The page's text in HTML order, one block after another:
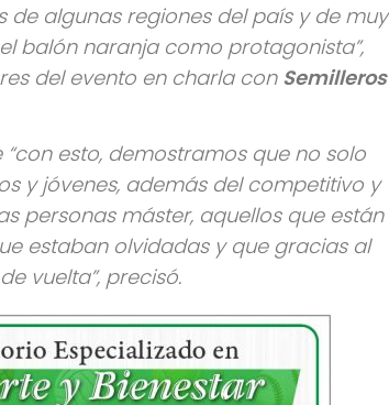
de algunas regiones del país y de muy
balón naranja como protagonista”,
del evento en charla conSemilleros
esto, demostramos que no solo
y jóvenes, además del competitivo y
personas máster, aquellos que están
estaban olvidadas y que gracias al
vuelta”, precisó.